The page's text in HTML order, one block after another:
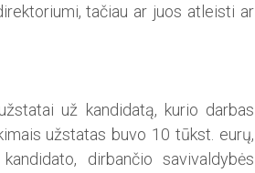
tačiau ar juos atleisti ar
už kandidatą, kurio darbas
užstatas buvo 10 tūkst. eurų,
dirbančio savivaldybės